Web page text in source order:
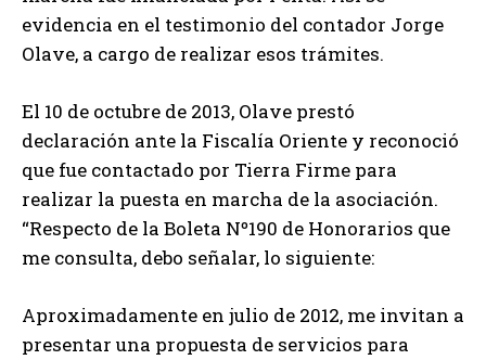
evidencia en el testimonio del contador Jorge
Olave, a cargo de realizar esos trámites.
El 10 de octubre de 2013, Olave prestó
declaración ante la Fiscalía Oriente y reconoció
que fue contactado por Tierra Firme para
realizar la puesta en marcha de la asociación.
“Respecto de la Boleta Nº190 de Honorarios que
me consulta, debo señalar, lo siguiente:
Aproximadamente en julio de 2012, me invitan a
presentar una propuesta de servicios para